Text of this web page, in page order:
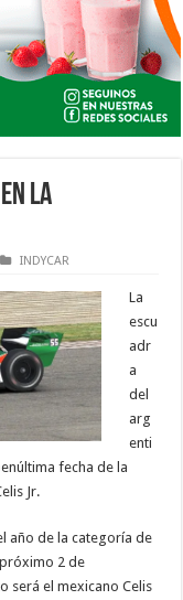
LA
INDYCAR
La
escu
adr
a
del
arg
enti
fecha de la
Jr.
año de la categoría de
2 de
será el mexicano Celis